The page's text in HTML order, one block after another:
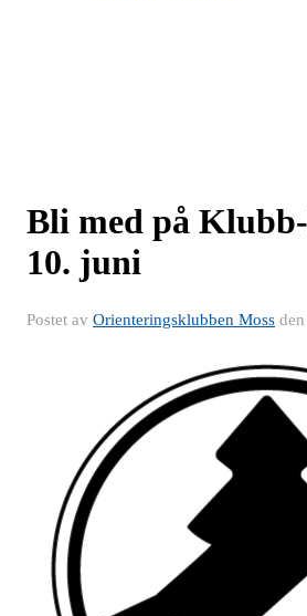
Bli med på
10. juni
Postet av Orienteringsklubben Moss den